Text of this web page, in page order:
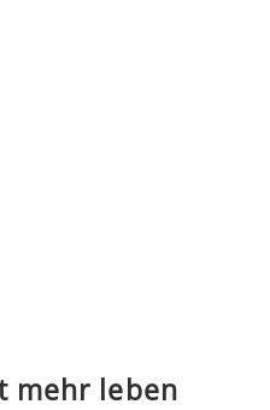
mehr leben